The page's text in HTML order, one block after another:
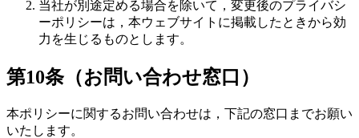
当社が別途定める場合を除いて，変更後のプライバシ
ーポリシーは，本ウェブサイトに掲載したときから効
力を生じるものとします。
第10条（お問い合わせ窓口）
本ポリシーに関するお問い合わせは，下記の窓口までお願い
いたします。